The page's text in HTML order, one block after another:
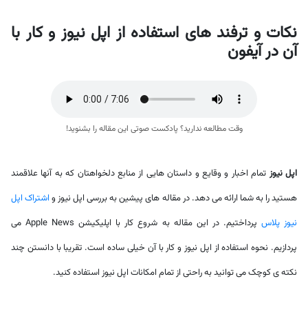
نکات و ترفند های استفاده از اپل نیوز و کار با
آن در آیفون
وقت مطالعه ندارید؟ پادکست صوتی این مقاله را بشنوید!
اپل نیوز تمام اخبار و وقایع و داستان هایی از منابع دلخواهتان که به آنها علاقمند
هستید را به شما ارائه می دهد. در مقاله های پیشین به بررسی اپل نیوز و اشتراک اپل
نیوز پلاس
پرداختیم. در این مقاله به شروع کار با اپلیکیشن Apple News می
پردازیم. نحوه استفاده از اپل نیوز و کار با آن خیلی ساده است. تقریبا با دانستن چند
نکته ی کوچک می توانید به راحتی از تمام امکانات اپل نیوز استفاده کنید.